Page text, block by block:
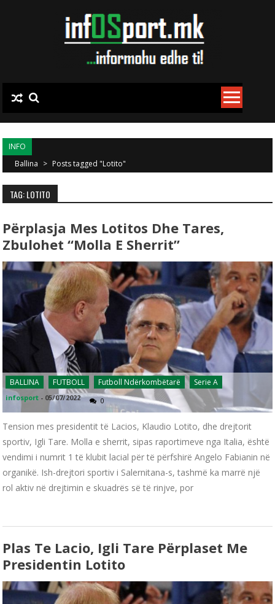
INFO
Ballina > Posts tagged "Lotito"
TAG: LOTITO
Përplasja Mes Lotitos Dhe Tares,
Zbulohet “molla E Sherrit”
BALLINA FUTBOLL Futboll Ndërkombëtarë Serie A
infosport - 05/07/2022 0
Tension mes presidentit të Lacios, Klaudio Lotito, dhe drejtorit
sportiv, Igli Tare. Molla e sherrit, sipas raportimeve nga Italia, është
vendimi i numrit 1 të klubit lacial për të përfshirë Angelo Fabianin në
organikë. Ish-drejtori sportiv i Salernitana-s, tashmë ka marrë një
rol aktiv në drejtimin e skuadrës së të rinjve, por
Plas Te Lacio, Igli Tare Përplaset Me
Presidentin Lotito